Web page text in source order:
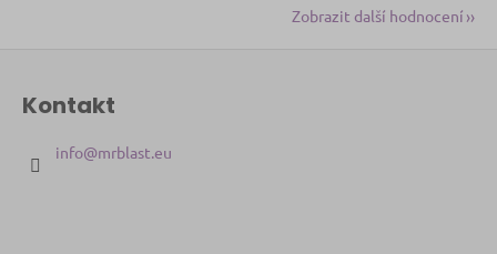
Zobrazit další hodnocení
Kontakt
info@mrblast.eu